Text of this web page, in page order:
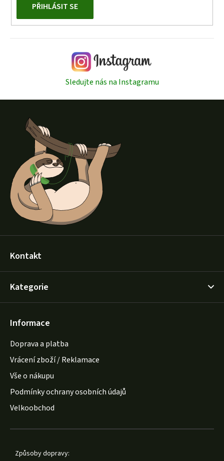
PŘIHLÁSIT SE
Sledujte nás na Instagramu
Kontakt
Kategorie
Informace
Doprava a platba
Vrácení zboží / Reklamace
Vše o nákupu
Podmínky ochrany osobních údajů
Velkoobchod
Způsoby dopravy: